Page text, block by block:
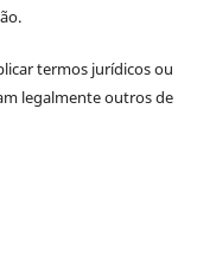
termos jurídicos ou
legalmente outros de